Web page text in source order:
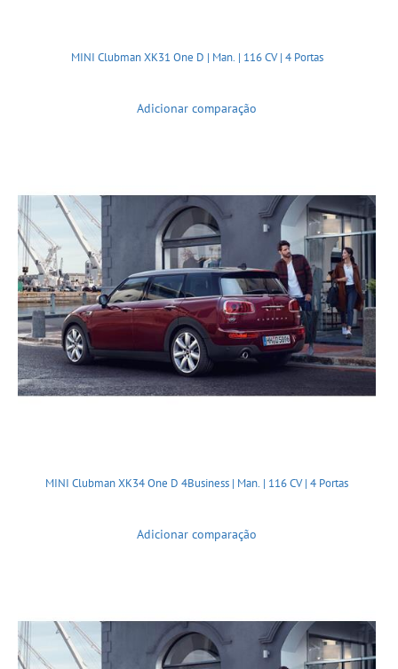
MINI Clubman XK31 One D | Man. | 116 CV | 4 Portas
Adicionar comparação
MINI Clubman XK34 One D 4Business | Man. | 116 CV | 4 Portas
Adicionar comparação